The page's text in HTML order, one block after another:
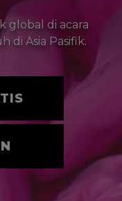
global di acara
di Asia Pasifik.